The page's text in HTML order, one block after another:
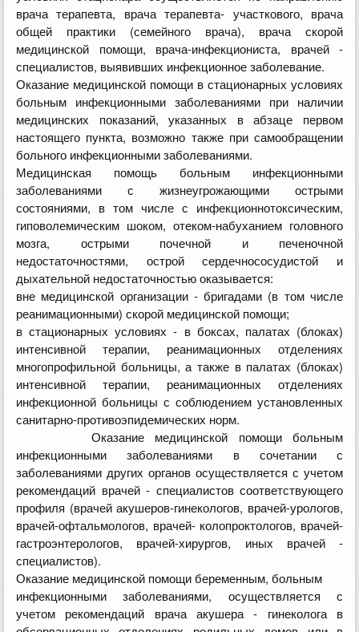
врача терапевта, врача терапевта- участкового, врача
общей практики (семейного врача), врача скорой
медицинской помощи, врача-инфекциониста, врачей -
специалистов, выявивших инфекционное заболевание.
Оказание медицинской помощи в стационарных условиях
больным инфекционными заболеваниями при наличии
медицинских показаний, указанных в абзаце первом
настоящего пункта, возможно также при самообращении
больного инфекционными заболеваниями.
Медицинская помощь больным инфекционными
заболеваниями с жизнеугрожающими острыми
состояниями, в том числе с инфекционно­токсическим,
гиповолемическим шоком, отеком-набуханием головного
мозга, острыми почечной и печеночной
недостаточностями, острой сердечно­сосудистой и
дыхательной недостаточностью оказывается:
вне медицинской организации - бригадами (в том числе
реанимационными) скорой медицинской помощи;
в стационарных условиях - в боксах, палатах (блоках)
интенсивной терапии, реанимационных отделениях
многопрофильной больницы, а также в палатах (блоках)
интенсивной терапии, реанимационных отделениях
инфекционной больницы с соблюдением установленных
санитарно-противоэпидемических норм.
Оказание медицинской помощи больным
инфекционными заболеваниями в сочетании с
заболеваниями других органов осуществляется с учетом
рекомендаций врачей - специалистов соответствующего
профиля (врачей акушеров-гинекологов, врачей-урологов,
врачей-офтальмологов, врачей- колопроктологов, врачей-
гастроэнтерологов, врачей-хирургов, иных врачей -
специалистов).
Оказание медицинской помощи беременным, больным
инфекционными заболеваниями, осуществляется с
учетом рекомендаций врача акушера - гинеколога в